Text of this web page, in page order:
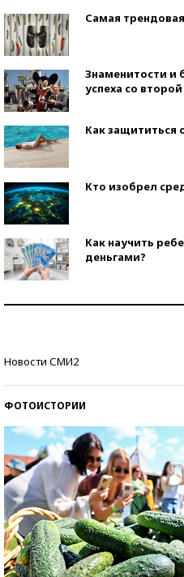
Самая
Знаменитости и
успеха со
Как защититься
Кто изобрел
Как научить
деньгами?
Новости СМИ2
ФОТОИСТОРИИ